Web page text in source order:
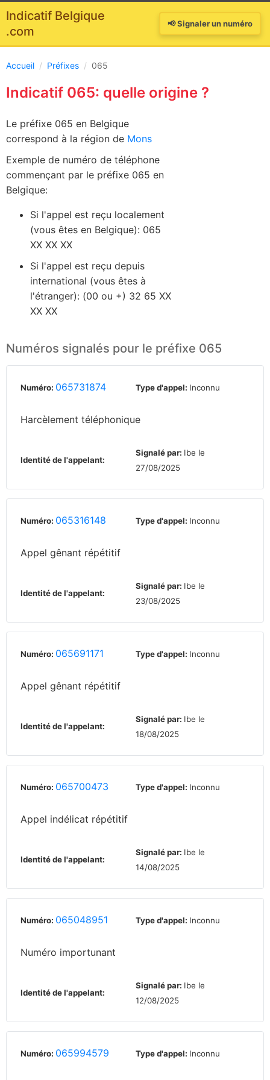
Indicatif Belgique
.com
📢 Signaler un numéro
Accueil / Préfixes / 065
Indicatif 065: quelle origine ?
Le préfixe 065 en Belgique
correspond à la région de Mons
Exemple de numéro de téléphone
commençant par le préfixe 065 en
Belgique:
Si l'appel est reçu localement
(vous êtes en Belgique): 065
XX XX XX
Si l'appel est reçu depuis
international (vous êtes à
l'étranger): (00 ou +) 32 65 XX
XX XX
Numéros signalés pour le préfixe 065
Numéro: 065731874 Type d'appel: Inconnu
Harcèlement téléphonique
Identité de l'appelant:
Signalé par: Ibe le
27/08/2025
Numéro: 065316148 Type d'appel: Inconnu
Appel gênant répétitif
Identité de l'appelant:
Signalé par: Ibe le
23/08/2025
Numéro: 065691171 Type d'appel: Inconnu
Appel gênant répétitif
Identité de l'appelant:
Signalé par: Ibe le
18/08/2025
Numéro: 065700473 Type d'appel: Inconnu
Appel indélicat répétitif
Identité de l'appelant:
Signalé par: Ibe le
14/08/2025
Numéro: 065048951 Type d'appel: Inconnu
Numéro importunant
Identité de l'appelant:
Signalé par: Ibe le
12/08/2025
Numéro: 065994579 Type d'appel: Inconnu